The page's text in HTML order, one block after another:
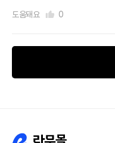
도움돼요 0